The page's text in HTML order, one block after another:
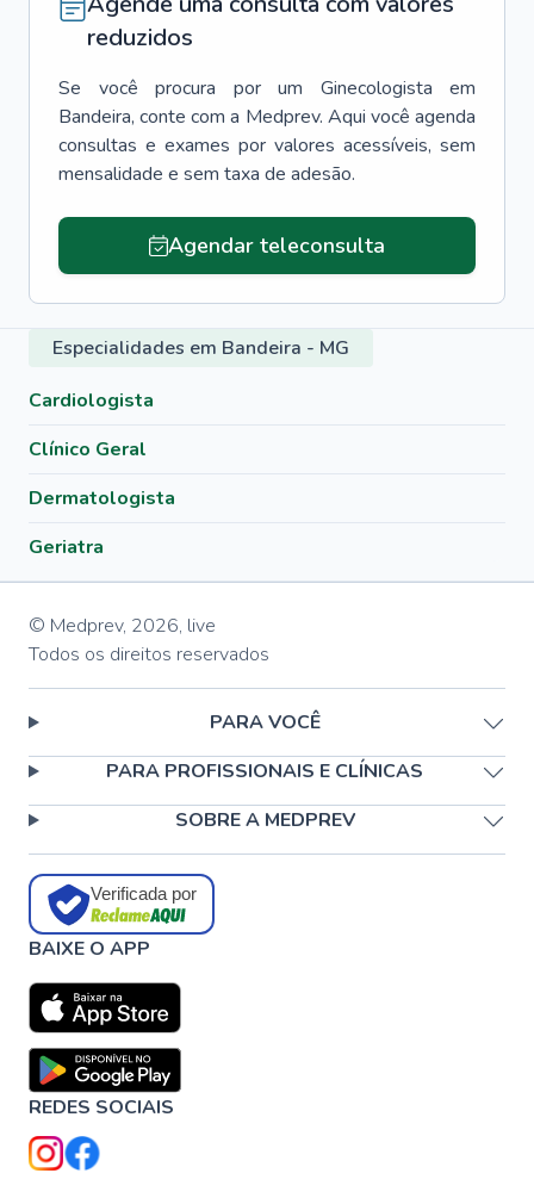
reduzidos
Se você procura por um Ginecologista
em
Bandeira, conte com a Medprev. Aqui você agenda
consultas e exames por valores acessíveis, sem
mensalidade e sem taxa de adesão.
Agendar teleconsulta
Especialidades em Bandeira - MG
Cardiologista
Clínico Geral
Dermatologista
Geriatra
© Medprev, 2026, live
Todos os direitos reservados
PARA VOCÊ
PARA PROFISSIONAIS E CLÍNICAS
SOBRE A MEDPREV
Verificada por
BAIXE O APP
REDES SOCIAIS